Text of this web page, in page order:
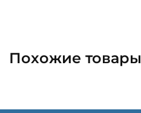
Похожие товары